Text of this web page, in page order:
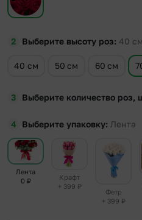
Выберите высоту роз 40 см
40 см 50 см 60 см
Выберите количество роз,
Выберите упаковку Лента
Лента
0 ₽
Крафт
+ 399 ₽
Фетр
+ 399 ₽